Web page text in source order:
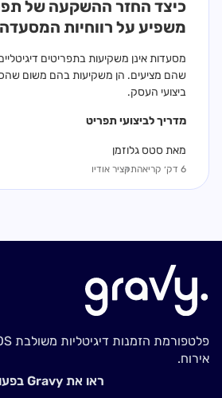
כיצד החזר ההשקעה של
משפיע על רווחיות המסעדה
מסעדות אינן משקיעות בתפריטים
שהם מציעים. הן משקיעות בהם משום
ביצועי העסק.
מדריך לביצועי תפריט
מאת סטס גלוזמן
6 דק׳ קריאה תקציר אודיו
אירוח.
ראו את Gravy בפעולה